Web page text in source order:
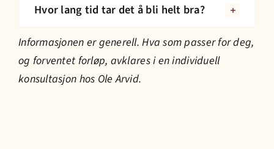
Hvor lang tid tar det å bli helt bra?
Informasjonen er generell. Hva som passer for deg,
og forventet forløp, avklares i en individuell
konsultasjon hos Ole Arvid.